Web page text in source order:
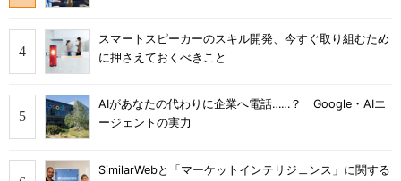
スマートスピーカーのスキル開発、今すぐ取り組むため
に押さえておくべきこと
AIがあなたの代わりに企業へ電話……？ Google・AIエ
ージェントの実力
SimilarWebと「マーケットインテリジェンス」に関する